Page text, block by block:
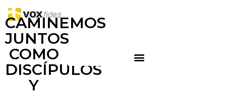
CAMINEMOS
JUNTOS
COMO
DISCÍPULOS
Y